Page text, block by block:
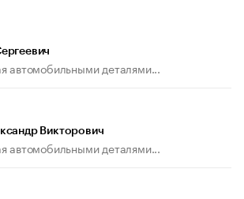
автомобильными деталями...
Викторович
автомобильными деталями...